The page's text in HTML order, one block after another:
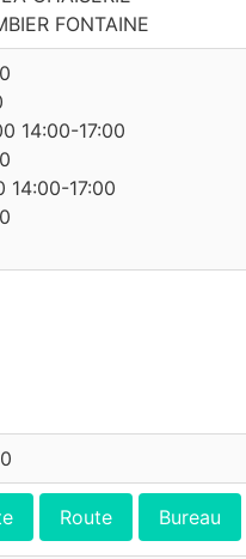
FONTAINE
14:00-17:00
14:00-17:00
Route Bureau